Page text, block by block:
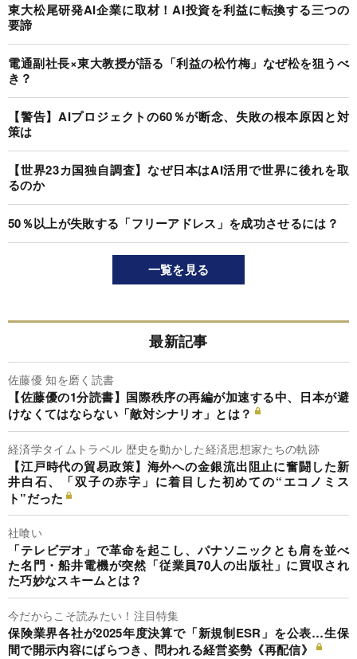
東大松尾研発AI企業に取材！AI投資を利益に転換する三つの
要諦
電通副社長×東大教授が語る「利益の松竹梅」なぜ松を狙うべ
き？
【警告】AIプロジェクトの60％が断念、失敗の根本原因と対
策は
【世界23カ国独自調査】なぜ日本はAI活用で世界に後れを取
るのか
50％以上が失敗する「フリーアドレス」を成功させるには？
一覧を見る
最新記事
佐藤優 知を磨く読書
【佐藤優の1分読書】国際秩序の再編が加速する中、日本が避
けなくてはならない「敵対シナリオ」とは？
経済学タイムトラベル 歴史を動かした経済思想家たちの軌跡
【江戸時代の貿易政策】海外への金銀流出阻止に奮闘した新
井白石、「双子の赤字」に着目した初めての“エコノミス
ト”だった
社喰い
「テレビデオ」で革命を起こし、パナソニックとも肩を並べ
た名門・船井電機が突然「従業員70人の出版社」に買収され
た巧妙なスキームとは？
今だからこそ読みたい！注目特集
保険業界各社が2025年度決算で「新規制ESR」を公表…生保
間で開示内容にばらつき、問われる経営姿勢《再配信》